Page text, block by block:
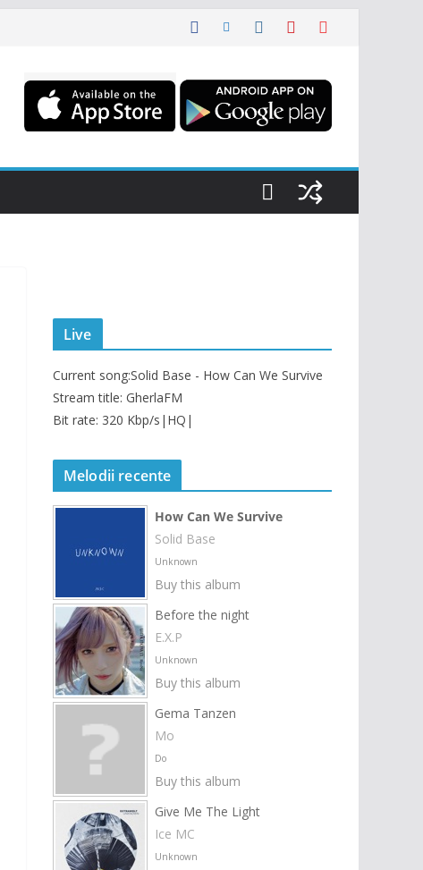
Live
Current song:Solid Base - How Can We Survive
Stream title: GherlaFM
Bit rate: 320 Kbp/s|HQ|
Melodii recente
How Can We Survive
Solid Base
Unknown
Buy this album
Before the night
E.X.P
Unknown
Buy this album
Gema Tanzen
Mo
Do
Buy this album
Give Me The Light
Ice MC
Unknown